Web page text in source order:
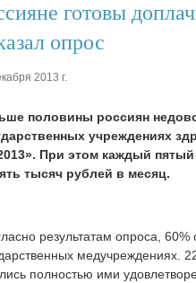
готовы
опрос
2013 г.
половины россиян
учреждениях
При этом каждый пятый
тысяч рублей в месяц.
результатам опроса, 60%
медучреждениях.
полностью ими